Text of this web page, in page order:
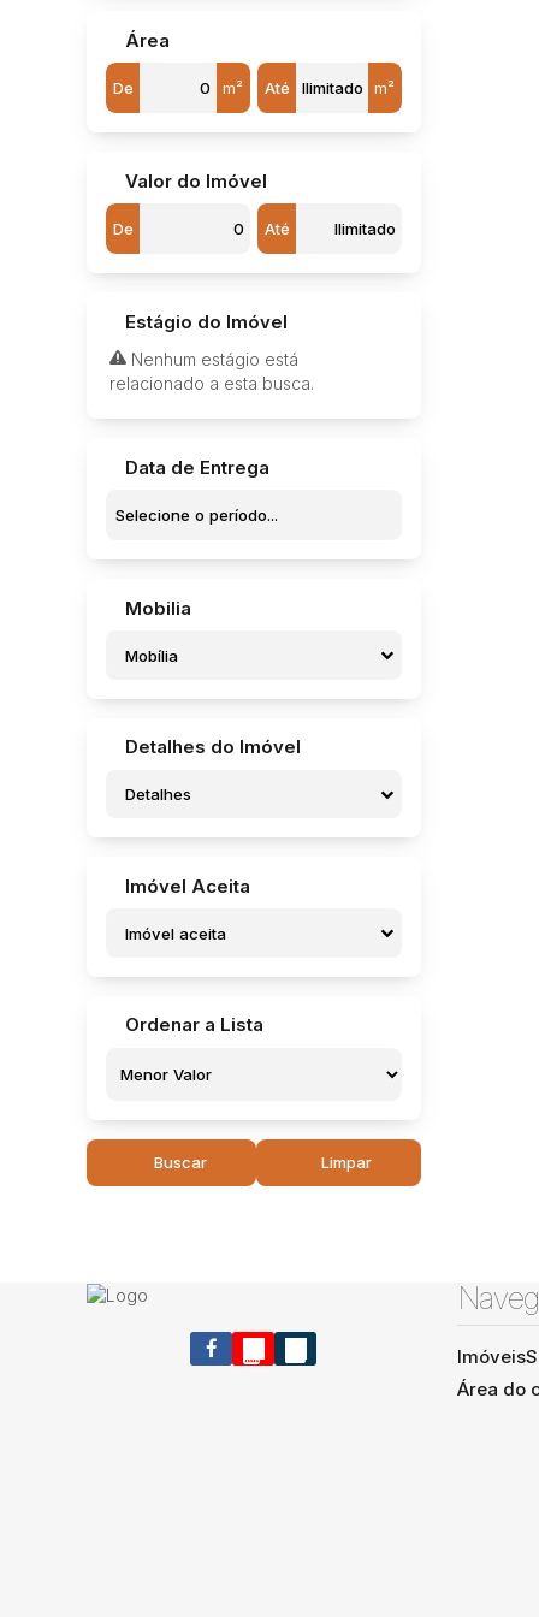
Área
De m² Até m²
Valor do Imóvel
De Até
Estágio do Imóvel
Nenhum estágio está
relacionado a esta busca.
Data de Entrega
Mobilia
Mobília
Detalhes do Imóvel
Detalhes
Imóvel Aceita
Imóvel aceita
Ordenar a Lista
Buscar Limpar
Imóveis
Área do